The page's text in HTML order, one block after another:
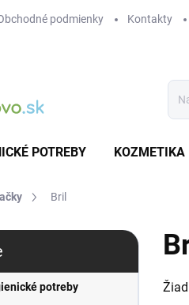
podmienky Kontakty
POTREBY KOZMETIKA
Bril
potreby